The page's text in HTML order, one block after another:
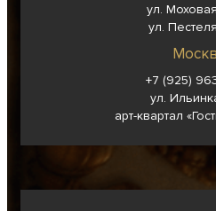
ул.
ул.
+7 (925)
ул.
арт-квартал